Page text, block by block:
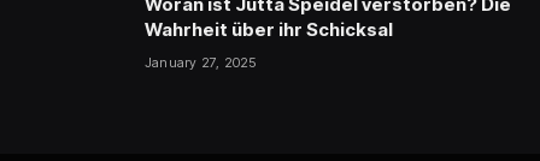
Wahrheit über ihr Schicksal
January 27, 2025